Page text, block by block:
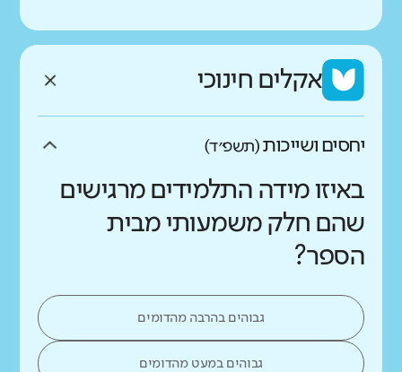
אקלים חינוכי
יחסים ושייכות(תשפ״ד)
באיזו מידה התלמידים מרגישים
שהם חלק משמעותי מבית
הספר?
גבוהים בהרבה מהדומים
גבוהים במעט מהדומים